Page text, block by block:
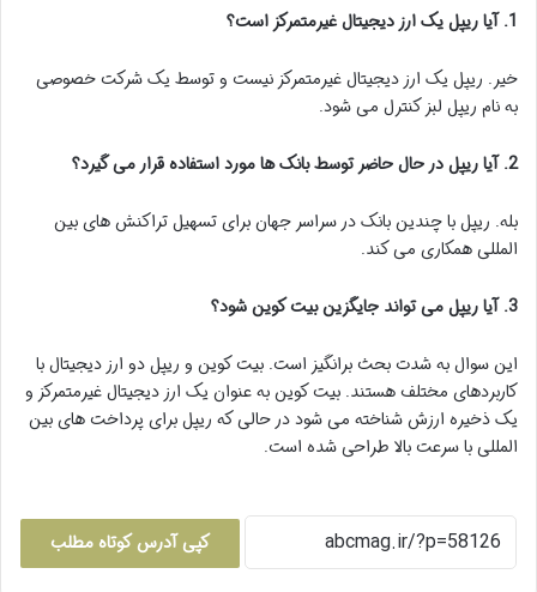
1. آیا ریپل یک ارز دیجیتال غیرمتمرکز است؟
خیر. ریپل یک ارز دیجیتال غیرمتمرکز نیست و توسط یک شرکت خصوصی
به نام ریپل لبز کنترل می شود.
2. آیا ریپل در حال حاضر توسط بانک ها مورد استفاده قرار می گیرد؟
بله. ریپل با چندین بانک در سراسر جهان برای تسهیل تراکنش های بین
المللی همکاری می کند.
3. آیا ریپل می تواند جایگزین بیت کوین شود؟
این سوال به شدت بحث برانگیز است. بیت کوین و ریپل دو ارز دیجیتال با
کاربردهای مختلف هستند. بیت کوین به عنوان یک ارز دیجیتال غیرمتمرکز و
یک ذخیره ارزش شناخته می شود در حالی که ریپل برای پرداخت های بین
المللی با سرعت بالا طراحی شده است.
کپی آدرس کوتاه مطلب